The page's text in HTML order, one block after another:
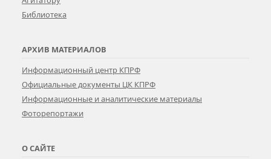
Библиотека
АРХИВ МАТЕРИАЛОВ
Информационный центр КПРФ
Официальные документы ЦК КПРФ
Информационные и аналитические материалы
Фоторепортажи
О САЙТЕ